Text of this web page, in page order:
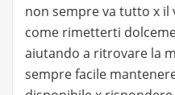
non sempre va tutto x il
come rimetterti
aiutando a ritrovare la
sempre facile